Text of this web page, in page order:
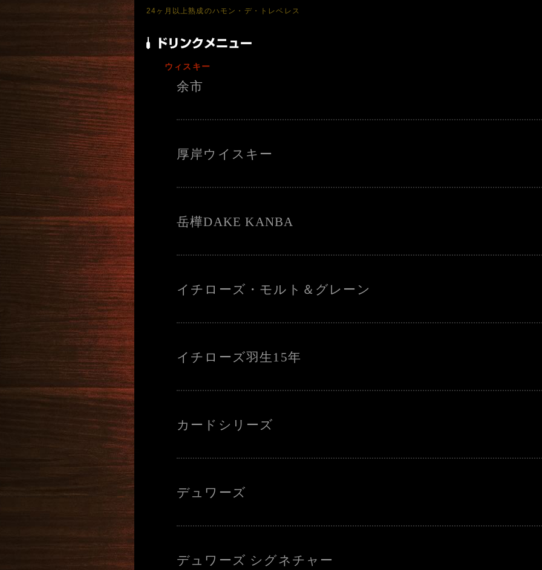
24ヶ月以上熟成のハモン・デ・トレベレス
ウィスキー
余市
厚岸ウイスキー
岳樺DAKE KANBA
イチローズ・モルト＆グレーン
イチローズ羽生15年
カードシリーズ
デュワーズ
デュワーズ シグネチャー